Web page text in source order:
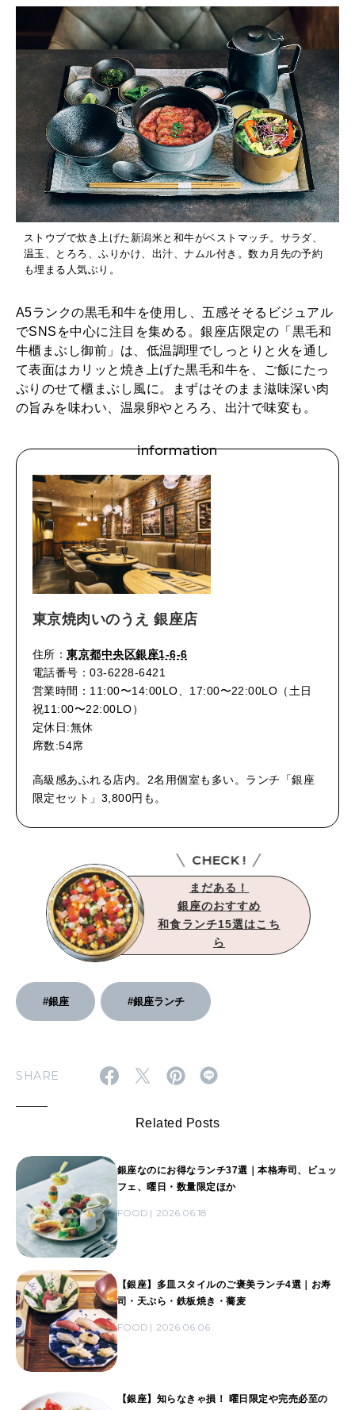
WORK&MONEY
いい人生って？
MAGAZINE
特集
2026年9月号「北海道 おいしく遊ぶ、夏のご褒美旅。」
2026年8月号『お茶の時間です。』
2026年7月号「鎌倉 ローカルが 教えてくれた 本当の歩き方。」
2026年6月号「大銀座 トレンドが生まれる 新しい一流店へ。」
2026年4月号「未来をつくる、学びの教科書。」
2026年3月号「スイーツ予想図 2026」
2026年2月号「良運を掴む 新・開運術。」
2026年1月号「猫がいれば、幸せ」
2025年12月号「お酒の新常識。」
MAGAZINE MOOK
え
銀
座
店
〉
の
「
和
牛
櫃
ま
ぶ
し
」
は
約
必
須
。
ストウブで炊き上げた新潟米と和牛がベストマッチ。サラダ、
温玉、とろろ、ふりかけ、出汁、ナムル付き。数カ月先の予約
も埋まる人気ぶり。
A5ランクの黒毛和牛を使用し、五感そそるビジュアル
でSNSを中心に注目を集める。銀座店限定の「黒毛和
牛櫃まぶし御前」は、低温調理でしっとりと火を通し
て表面はカリッと焼き上げた黒毛和牛を、ご飯にたっ
ぷりのせて櫃まぶし風に。まずはそのまま滋味深い肉
の旨みを味わい、温泉卵やとろろ、出汁で味変も。
information
東京焼肉いのうえ 銀座店
住所：東京都中央区銀座1-6-6
電話番号：03-6228-6421
営業時間：11:00〜14:00LO、17:00〜22:00LO（土日
祝11:00〜22:00LO）
定休日:無休
席数:54席
高級感あふれる店内。2名用個室も多い。ランチ「銀座
限定セット」3,800円も。
まだある！
銀座のおすすめ
和食ランチ15選はこち
ら
CHECK !
#銀座 #銀座ランチ
SHARE
Related Posts
銀座なのにお得なランチ37選｜本格寿司、ビュッ
フェ、曜日・数量限定ほか
FOOD 2026.06.18
【銀座】多皿スタイルのご褒美ランチ4選｜お寿
司・天ぷら・鉄板焼き・蕎麦
FOOD 2026.06.06
【銀座】知らなきゃ損！ 曜日限定や完売必至の